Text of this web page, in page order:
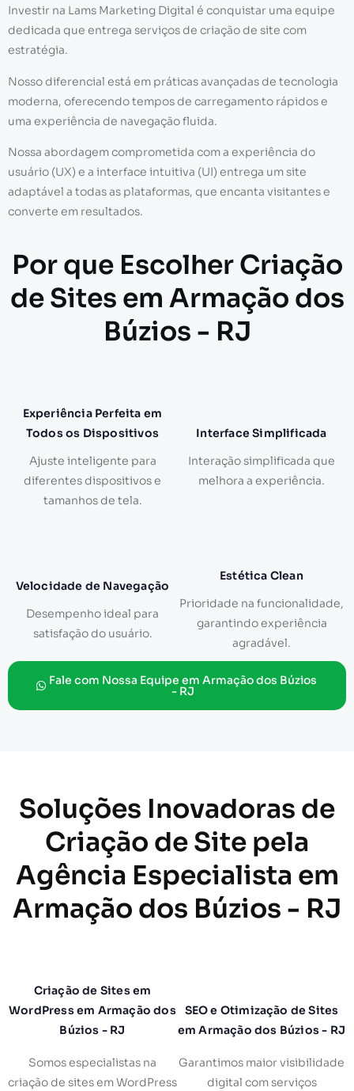
Investir na Lams Marketing Digital é conquistar uma equipe
dedicada que entrega serviços de criação de site com
estratégia.
Nosso diferencial está em práticas avançadas de tecnologia
moderna, oferecendo tempos de carregamento rápidos e
uma experiência de navegação fluida.
Nossa abordagem comprometida com a experiência do
usuário (UX) e a interface intuitiva (UI) entrega um site
adaptável a todas as plataformas, que encanta visitantes e
converte em resultados.
Por que Escolher Criação
de Sites em Armação dos
Búzios - RJ
Experiência Perfeita em
Todos os Dispositivos
Ajuste inteligente para
diferentes dispositivos e
tamanhos de tela.
Interface Simplificada
Interação simplificada que
melhora a experiência.
Velocidade de Navegação
Desempenho ideal para
satisfação do usuário.
Estética Clean
Prioridade na funcionalidade,
garantindo experiência
agradável.
Fale com Nossa Equipe em Armação dos Búzios
- RJ
Soluções Inovadoras de
Criação de Site pela
Agência Especialista em
Armação dos Búzios - RJ
Criação de Sites em
WordPress em Armação dos
Búzios - RJ
Somos especialistas na
criação de sites em WordPress
SEO e Otimização de Sites
em Armação dos Búzios - RJ
Garantimos maior visibilidade
digital com serviços